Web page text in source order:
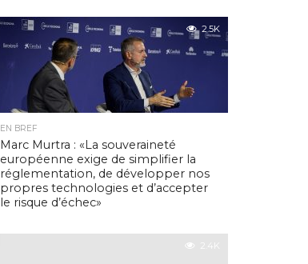
2.5K
EN BREF
Marc Murtra : «La souveraineté
européenne exige de simplifier la
réglementation, de développer nos
propres technologies et d’accepter
le risque d’échec»
2.4K